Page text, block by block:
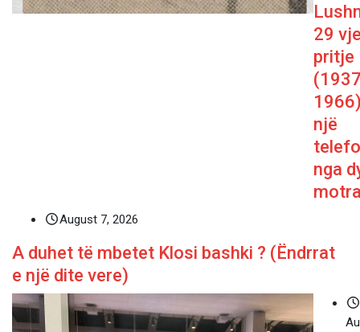
29
pritje
një
nga
August 7, 2026
A duhet të mbetet Klosi bashki ? (Ëndrrat
e një dite vere)